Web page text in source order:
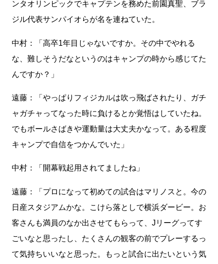
ンタオリンピックでキャプテンを務めた前園真聖、ブラ
ジル代表サンパイオらが名を連ねていた。
中村：「高卒1年目じゃないですか。その中でやれる
な、難しそうだなというのはキャンプの時から感じてた
んですか？」
遠藤：「やっぱりフィジカルは吹っ飛ばされたり、ガチ
ャガチャってなった時に負けるとか覚悟はしていたね。
でもボールさばきや運動量は大丈夫かなって。ある程度
キャンプで自信をつかんでいた」
中村：「開幕戦起用されてましたね」
遠藤：「プロになって初めての試合はマリノスと。今の
日産スタジアムかな。こけら落としで横浜ダービー。お
客さんも満員のなか出させてもらって、Jリーグってす
ごいなと思ったし、たくさんの観客の前でプレーするっ
て気持ちいいなと思った。もっと試合に出たいという気